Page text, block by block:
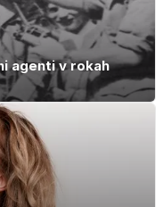
agenti v rokah